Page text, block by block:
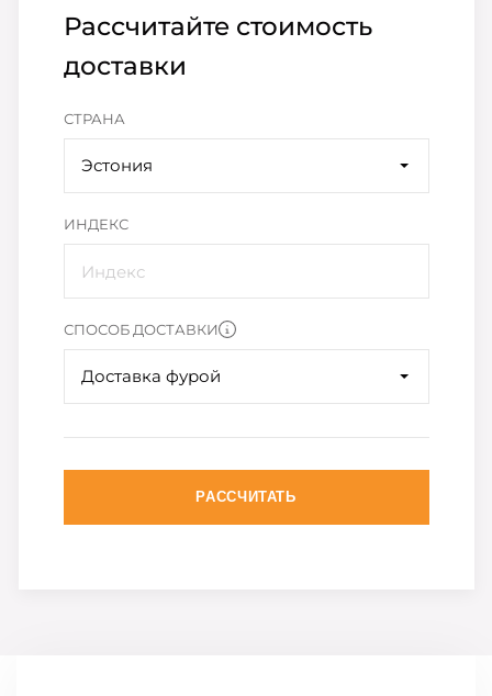
Рассчитайте стоимость
доставки
СТРАНА
Эстония
ИНДЕКС
СПОСОБ ДОСТАВКИ
Доставка фурой
РАССЧИТАТЬ